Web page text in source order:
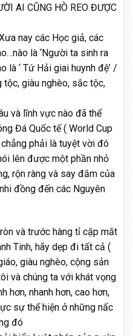
AI CŨNG HÒ REO ĐƯỢC
nay các Học giả, các
là ‘Người ta sinh ra
là ‘ Tứ Hải giai huynh đệ’ /
tộc, giàu nghèo, sắc tộc,
và lĩnh vực nào đã thể
Đá Quốc tế ( World Cup
phải là tuyệt vời đó
lên được một phần nhỏ
rộn ràng và say đắm của
đồng đến các Nguyên
và trước hàng tỉ cặp mắt
Tinh, hãy dẹp đi tất cả (
giàu nghèo, cộng sản
và chúng ta với khát vọng
hơn, nhanh hơn, cao hơn,
sự thể hiện ở những nấc
đó